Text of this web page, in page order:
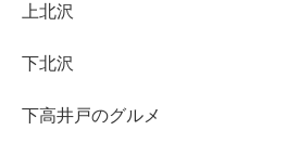
上北沢
下北沢
下高井戸のグルメ